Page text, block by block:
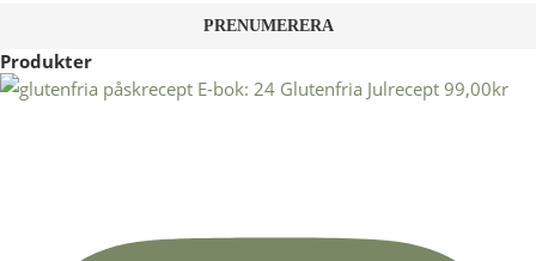
Produkter
E-bok: 24 Glutenfria Julrecept 99,00kr